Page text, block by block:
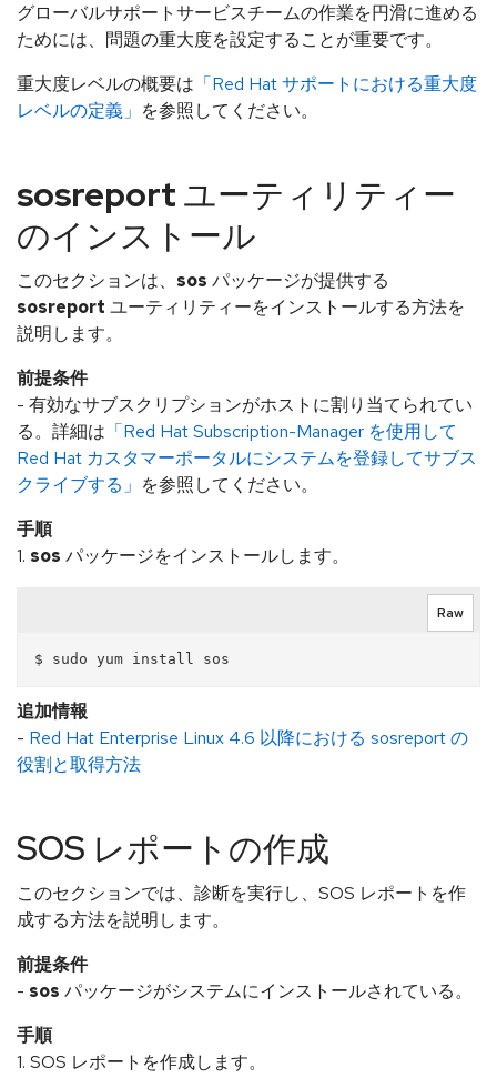
グローバルサポートサービスチームの作業を円滑に進める
ためには、問題の重大度を設定することが重要です。
重大度レベルの概要は 「Red Hat サポートにおける重大度
レベルの定義」 を参照してください。
sosreport ユーティリティー
のインストール
このセクションは、 sos パッケージが提供する
sosreport ユーティリティーをインストールする方法を
説明します。
前提条件
- 有効なサブスクリプションがホストに割り当てられてい
る。詳細は 「Red Hat Subscription-Manager を使用して
Red Hat カスタマーポータルにシステムを登録してサブス
クライブする」 を参照してください。
手順
1. sos パッケージをインストールします。
Raw
追加情報
- Red Hat Enterprise Linux 4.6 以降における sosreport の
役割と取得方法
SOS レポートの作成
このセクションでは、診断を実行し、SOS レポートを作
成する方法を説明します。
前提条件
- sos パッケージがシステムにインストールされている。
手順
1. SOS レポートを作成します。